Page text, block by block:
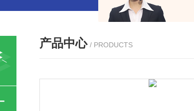
产品中心 / PRODUCTS